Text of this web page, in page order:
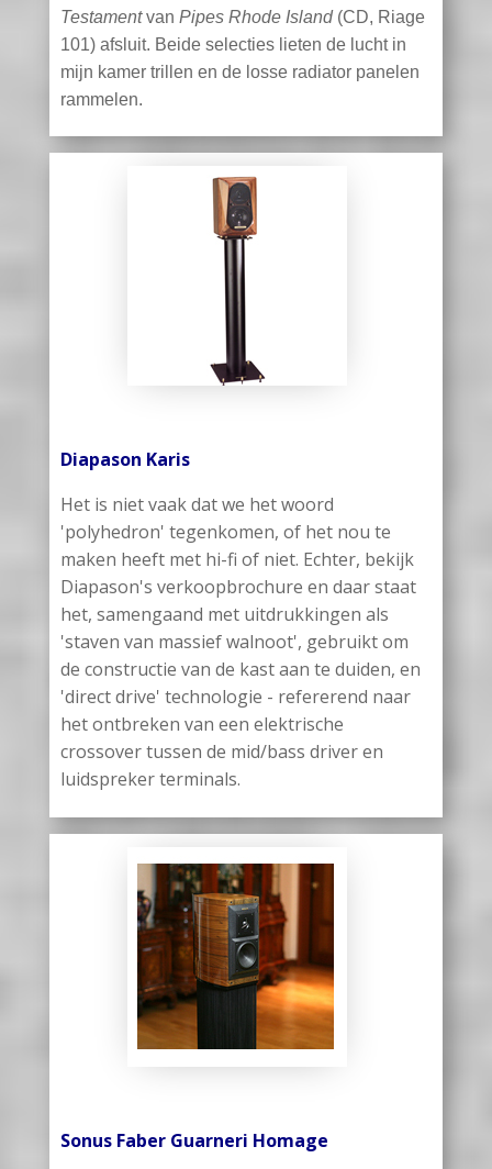
Testamentvan Pipes Rhode Island (CD, Riage
101) afsluit. Beide selecties lieten de lucht in
mijn kamer trillen en de losse radiator panelen
rammelen.
Diapason Karis
Het is niet vaak dat we het woord
'polyhedron' tegenkomen, of het nou te
maken heeft met hi-fi of niet. Echter, bekijk
Diapason's verkoopbrochure en daar staat
het, samengaand met uitdrukkingen als
'staven van massief walnoot', gebruikt om
de constructie van de kast aan te duiden, en
'direct drive' technologie - refererend naar
het ontbreken van een elektrische
crossover tussen de mid/bass driver en
luidspreker terminals.
Sonus Faber Guarneri Homage